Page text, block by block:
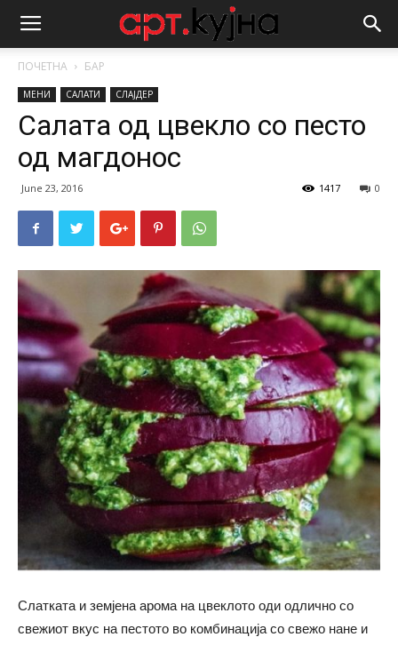
ПОЧЕТНА БАР
МЕНИ САЛАТИ СЛАЈДЕР
Салата од цвекло со песто
од магдонос
June 23, 2016 0
1417
Слатката и земјена арома на цвеклото оди одлично со
свежиот вкус на пестото во комбинација со свежо нане и